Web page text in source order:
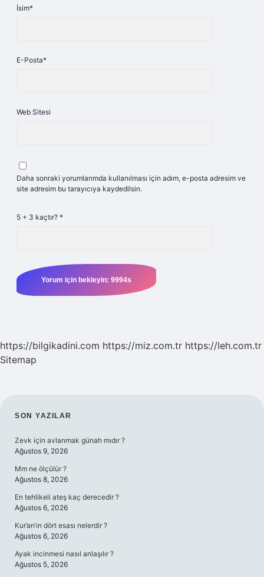
İsim*
E-Posta*
Web Sitesi
Daha sonraki yorumlarımda kullanılması için adım, e-posta adresim ve
site adresim bu tarayıcıya kaydedilsin.
5 + 3 kaçtır? *
https://bilgikadini.com https://miz.com.tr https://leh.com.tr
Sitemap
SIDEBAR
SON YAZILAR
Zevk için avlanmak günah mıdır ?
Ağustos 9, 2026
Mm ne ölçülür ?
Ağustos 8, 2026
En tehlikeli ateş kaç derecedir ?
Ağustos 6, 2026
Kur’an’ın dört esası nelerdir ?
Ağustos 6, 2026
Ayak incinmesi nasıl anlaşılır ?
Ağustos 5, 2026